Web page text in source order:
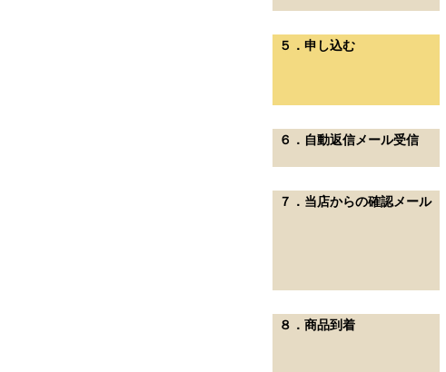
５．申し込む
６．自動返信メール受信
７．当店からの確認メール
８．商品到着